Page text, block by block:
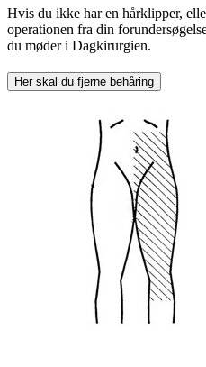
Hvis du ikke har en hårklipper,
operationen fra din
du møder i Dagkirurgien.
Her skal du fjerne behåring